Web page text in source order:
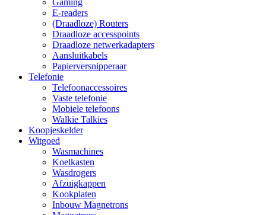
Gaming
E-readers
(Draadloze) Routers
Draadloze accesspoints
Draadloze netwerkadapters
Aansluitkabels
Papierversnipperaar
Telefonie
Telefoonaccessoires
Vaste telefonie
Mobiele telefoons
Walkie Talkies
Koopjeskelder
Witgoed
Wasmachines
Koelkasten
Wasdrogers
Afzuigkappen
Kookplaten
Inbouw Magnetrons